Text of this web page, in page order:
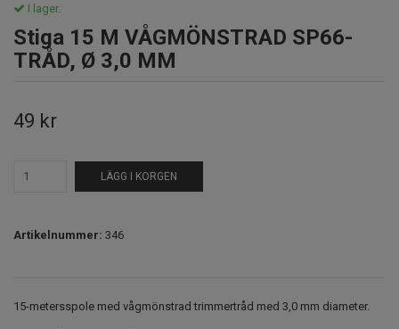
I lager.
Stiga 15 M VÅGMÖNSTRAD SP66-
TRÅD, Ø 3,0 MM
49 kr
LÄGG I KORGEN
Artikelnummer: 346
15-metersspole med vågmönstrad trimmertråd med 3,0 mm diameter.